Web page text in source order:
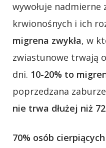
wywołuje nadmierne
krwionośnych i ich
migrena zwykła, w
zwiastunowe trwają
dni. 10-20% to
poprzedzana
nie trwa dłużej niż
70% osób